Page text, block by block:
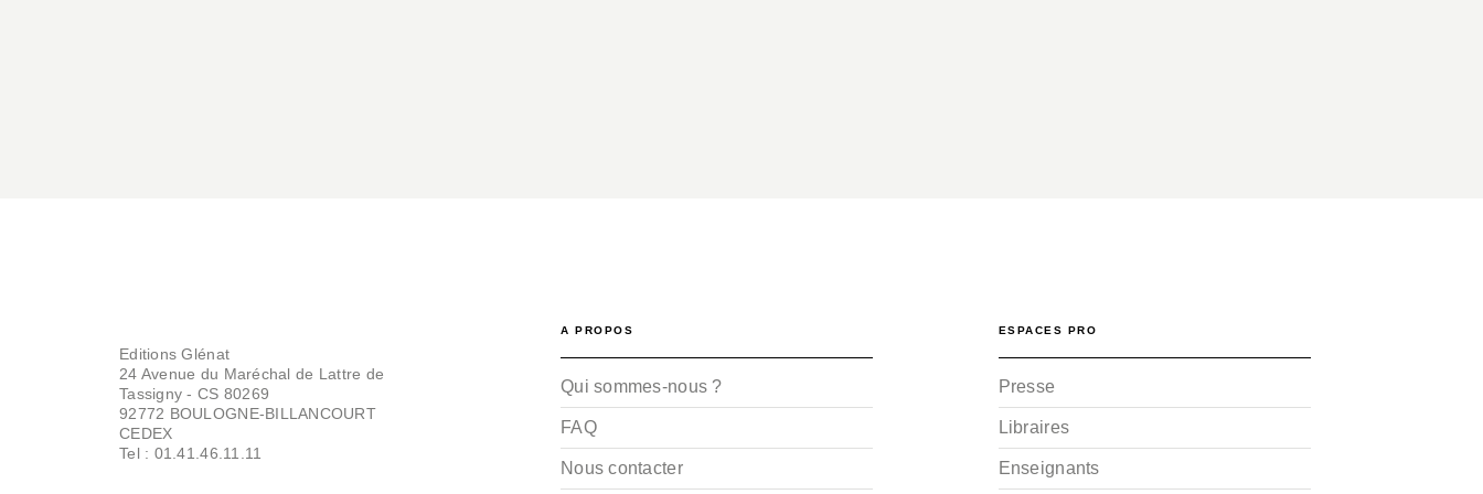
Editions Glénat
24 Avenue du Maréchal de Lattre de
Tassigny - CS 80269
92772 BOULOGNE-BILLANCOURT
CEDEX
Tel : 01.41.46.11.11
A PROPOS
Qui sommes-nous ?
FAQ
Nous contacter
ESPACES PRO
Presse
Libraires
Enseignants